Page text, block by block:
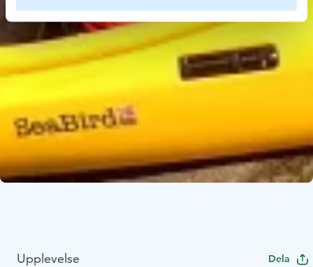
Upplevelse Dela